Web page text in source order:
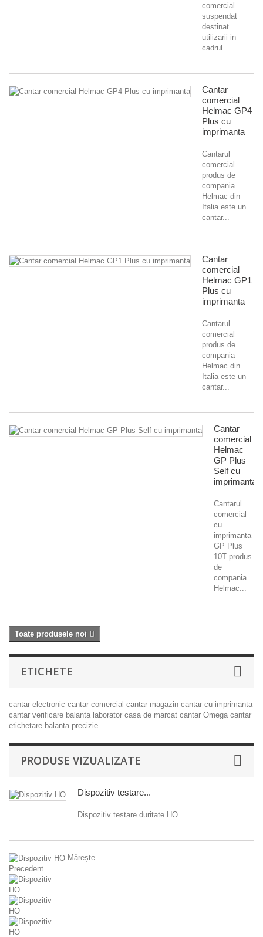
comercial
suspendat
destinat
utilizarii in
cadrul...
Cantar
comercial
Helmac GP4
Plus cu
imprimanta
Cantarul
comercial
produs de
compania
Helmac din
Italia este un
cantar...
Cantar
comercial
Helmac GP1
Plus cu
imprimanta
Cantarul
comercial
produs de
compania
Helmac din
Italia este un
cantar...
Cantar
comercial
Helmac
GP Plus
Self cu
imprimanta
Cantarul
comercial
cu
imprimanta
GP Plus
10T produs
de
compania
Helmac...
Toate produsele noi
ETICHETE
cantar electronic cantar comercial cantar magazin cantar cu imprimanta
cantar verificare balanta laborator casa de marcat cantar Omega cantar
etichetare balanta precizie
PRODUSE VIZUALIZATE
Dispozitiv testare...
Dispozitiv testare duritate HO...
Mărește
Precedent